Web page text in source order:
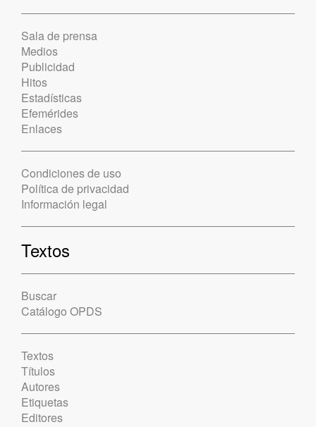
Sala de prensa
Medios
Publicidad
Hitos
Estadísticas
Efemérides
Enlaces
Condiciones de uso
Política de privacidad
Información legal
Textos
Buscar
Catálogo OPDS
Textos
Títulos
Autores
Etiquetas
Editores